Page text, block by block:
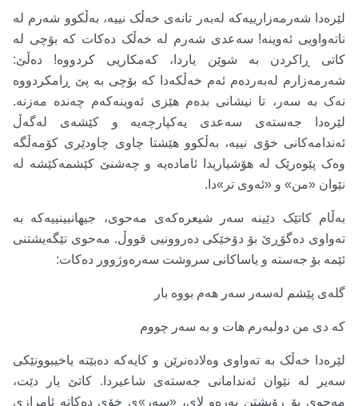
لێرەدا شەرمەزارییەکە لەبەر تانەی خەڵک نییە، بەڵکوو شەرم لە
ناتەواویی ئەوینە! سەعدی شەرم لە خەڵک دەکات کە بۆچی لە
کاتی ڕاکردن بە شوێن یاردا، کەمکاریی کردووە! دەڵێ:
شەرمەزارم لەبەردەم ئەم خەڵکەدا کە بۆچی بە پێ ڕامکردووە
نەک بە سەر، تا نیشانی بدەم هێزی ئەوینەکەم چەندە مەزنە.
لێرەدا جەستەی سەعدی یەکپارچەیە و کێشەی لەگەڵ
ئەندامەکانی خۆی نییە، بەڵکوو هێشتا چاوی چاودێری کۆمەڵگە
وەک پێوەرێک لە هۆشیاریدا ئامادەیە و چەشنێ کێشمەکێشە لە
نێوان «من» و «ئەوی تر»دا.
بەڵام کاتێک دێینە سەر شیعرەکەی مەحوی، جیهانبینییەکە بە
تەواوی دەگۆڕێ بۆ دۆخێکی دەروونیی قووڵ. مەحوی تێگەیشتنی
ئێمە بۆ جەستە و یاساکانی سروشت سەرەوژوور دەکات:
گلەی پێشم لەسەر سەر هەم بووە بار
کە دی من دولبەرم هات و بە سەر چووم
لێرەدا خەڵک بە تەواوی وەلادەنرێن و کایەکە دەبێتە یاخیبوونێکی
سەیر لە نێوان ئەندامانی جەستەی شاعیردا. کاتێ یار دێت،
مەحوی بۆ ڕۆیشتن بەرەو لای، «سەر»ی خۆی دەکاتە ئامرازی